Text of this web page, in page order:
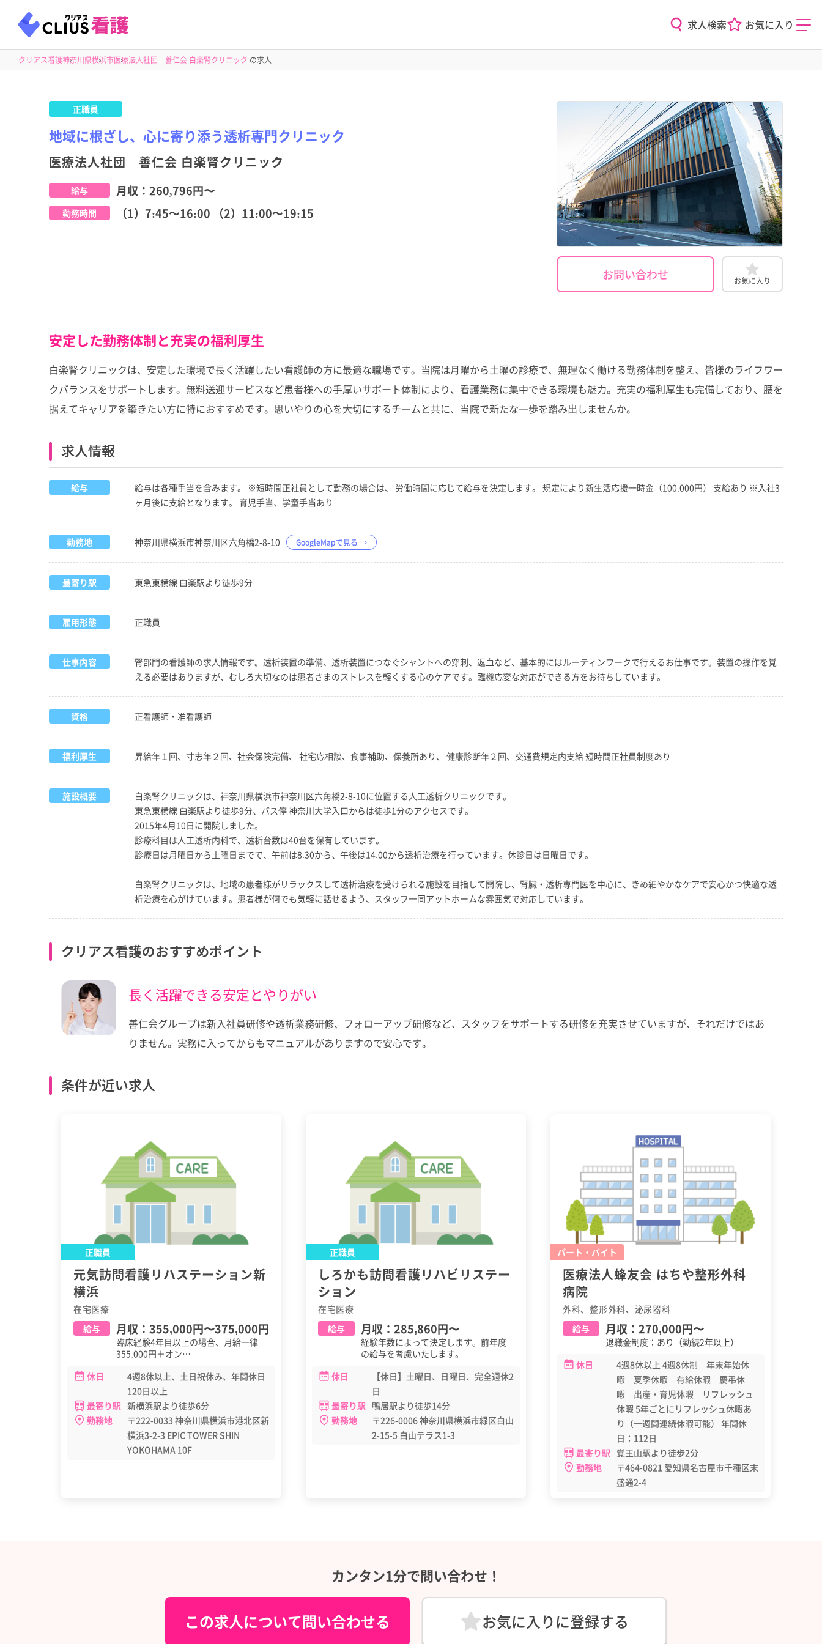
求人検索 お気に入り
クリアス看護神奈川県横浜市医療法人社団 善仁会 白楽腎クリニック の求人
正職員
地域に根ざし、心に寄り添う透析専門クリニック
医療法人社団 善仁会 白楽腎クリニック
お問い合わせ お気に入り
給与 月収： 260,796円〜
勤務時間 （1）7:45～16:00 （2）11:00～19:15
安定した勤務体制と充実の福利厚生
白楽腎クリニックは、安定した環境で長く活躍したい看護師の方に最適な職場です。当院は月曜から土曜の診療で、無理なく働ける勤務体制を整え、皆様のライフワー
クバランスをサポートします。無料送迎サービスなど患者様への手厚いサポート体制により、看護業務に集中できる環境も魅力。充実の福利厚生も完備しており、腰を
据えてキャリアを築きたい方に特におすすめです。思いやりの心を大切にするチームと共に、当院で新たな一歩を踏み出しませんか。
求人情報
給与
給与は各種手当を含みます。 ※短時間正社員として勤務の場合は、 労働時間に応じて給与を決定します。 規定により新生活応援一時金（100,000円） 支給あり ※入社3
ヶ月後に支給となります。 育児手当、学童手当あり
勤務地 神奈川県横浜市神奈川区六角橋2-8-10 GoogleMapで見る
最寄り駅 東急東横線 白楽駅より徒歩9分
雇用形態 正職員
仕事内容
腎部門の看護師の求人情報です。透析装置の準備、透析装置につなぐシャントへの穿刺、返血など、基本的にはルーティンワークで行えるお仕事です。装置の操作を覚
える必要はありますが、むしろ大切なのは患者さまのストレスを軽くする心のケアです。臨機応変な対応ができる方をお待ちしています。
資格 正看護師・准看護師
福利厚生 昇給年１回、寸志年２回、社会保険完備、 社宅応相談、食事補助、保養所あり、 健康診断年２回、交通費規定内支給 短時間正社員制度あり
施設概要
白楽腎クリニックは、神奈川県横浜市神奈川区六角橋2-8-10に位置する人工透析クリニックです。
東急東横線 白楽駅より徒歩9分、バス停 神奈川大学入口からは徒歩1分のアクセスです。
2015年4月10日に開院しました。
診療科目は人工透析内科で、透析台数は40台を保有しています。
診療日は月曜日から土曜日までで、午前は8:30から、午後は14:00から透析治療を行っています。休診日は日曜日です。
白楽腎クリニックは、地域の患者様がリラックスして透析治療を受けられる施設を目指して開院し、腎臓・透析専門医を中心に、きめ細やかなケアで安心かつ快適な透
析治療を心がけています。患者様が何でも気軽に話せるよう、スタッフ一同アットホームな雰囲気で対応しています。
クリアス看護のおすすめポイント
長く活躍できる安定とやりがい
善仁会グループは新入社員研修や透析業務研修、フォローアップ研修など、スタッフをサポートする研修を充実させていますが、それだけではあ
りません。実務に入ってからもマニュアルがありますので安心です。
条件が近い求人
正職員
元気訪問看護リハステーション新
横浜
在宅医療
給与
月収： 355,000円〜375,000円
臨床経験4年目以上の場合、月給一律
355,000円＋オン…
休日
4週8休以上、土日祝休み、年間休日
120日以上
最寄り駅 新横浜駅より徒歩6分
勤務地
〒222-0033 神奈川県横浜市港北区新
横浜3-2-3 EPIC TOWER SHIN
YOKOHAMA 10F
正職員
しろかも訪問看護リハビリステー
ション
在宅医療
給与
月収： 285,860円〜
経験年数によって決定します。前年度
の給与を考慮いたします。
休日
【休日】土曜日、日曜日、完全週休2
日
最寄り駅 鴨居駅より徒歩14分
勤務地
〒226-0006 神奈川県横浜市緑区白山
2-15-5 白山テラス1-3
パート・バイト
医療法人蜂友会 はちや整形外科
病院
外科、整形外科、泌尿器科
給与
月収： 270,000円〜
退職金制度：あり（勤続2年以上）
休日
4週8休以上 4週8休制 年末年始休
暇 夏季休暇 有給休暇 慶弔休
暇 出産・育児休暇 リフレッシュ
休暇 5年ごとにリフレッシュ休暇あ
り（一週間連続休暇可能） 年間休
日：112日
最寄り駅 覚王山駅より徒歩2分
勤務地
〒464-0821 愛知県名古屋市千種区末
盛通2-4
カンタン1分で問い合わせ！
この求人について問い合わせる お気に入りに登録する